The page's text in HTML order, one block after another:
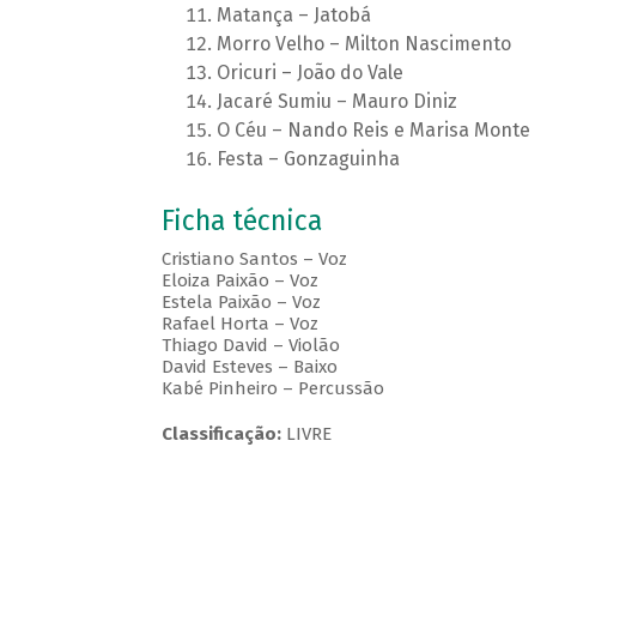
Matança – Jatobá
Morro Velho – Milton Nascimento
Oricuri – João do Vale
Jacaré Sumiu – Mauro Diniz
O Céu – Nando Reis e Marisa Monte
Festa – Gonzaguinha
Ficha técnica
Cristiano Santos – Voz
Eloiza Paixão – Voz
Estela Paixão – Voz
Rafael Horta – Voz
Thiago David – Violão
David Esteves – Baixo
Kabé Pinheiro – Percussão
Classificação:LIVRE